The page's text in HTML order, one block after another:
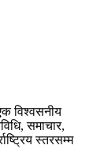
विश्वसनीय
समाचार,
स्तरसम्म